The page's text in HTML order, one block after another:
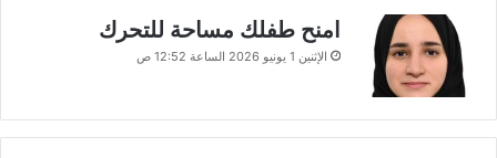
امنح طفلك مساحة للتحرك
الإثنين 1 يونيو 2026 الساعة 12:52 ص